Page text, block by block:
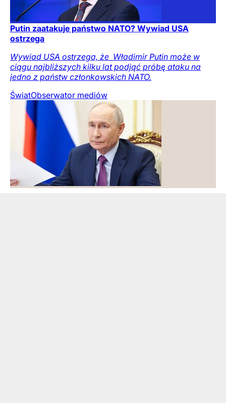
Putin zaatakuje państwo NATO? Wywiad USA
ostrzega
Wywiad USA ostrzega, że ​ Władimir Putin może w
ciągu najbliższych kilku lat podjąć próbę ataku na
jedno z państw członkowskich NATO.
ŚwiatObserwator mediów